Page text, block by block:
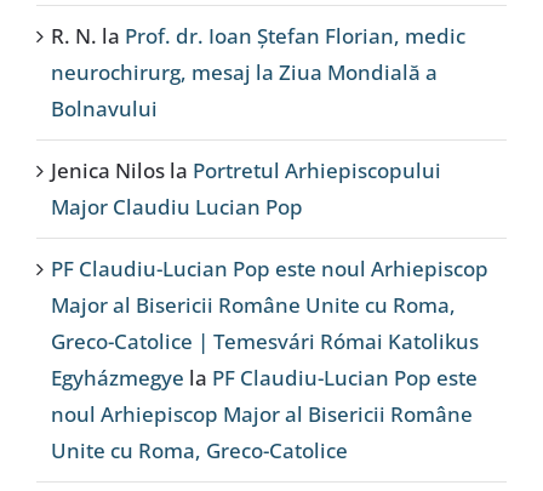
R. N. la Prof. dr. Ioan Ștefan Florian, medic
neurochirurg, mesaj la Ziua Mondială a
Bolnavului
Jenica Nilos la Portretul Arhiepiscopului
Major Claudiu Lucian Pop
PF Claudiu-Lucian Pop este noul Arhiepiscop
Major al Bisericii Române Unite cu Roma,
Greco-Catolice | Temesvári Római Katolikus
Egyházmegye la PF Claudiu-Lucian Pop este
noul Arhiepiscop Major al Bisericii Române
Unite cu Roma, Greco-Catolice